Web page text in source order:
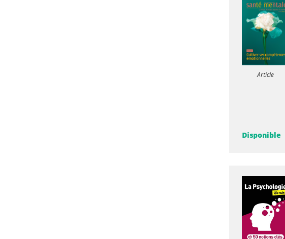
Article
Disponible